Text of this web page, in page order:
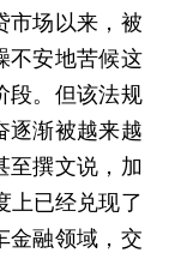
市场以来，被
不安地苦候这
段。但该法规
逐渐被越来越
至撰文说，加
上已经兑现了
金融领域，交